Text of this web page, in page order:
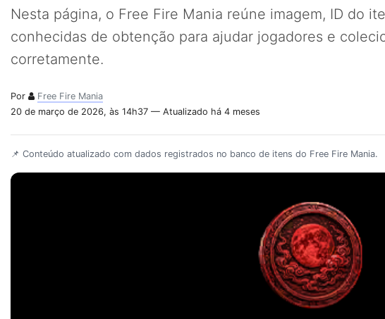
Nesta página, o Free Fire Mania reúne imagem, ID do
conhecidas de obtenção para ajudar jogadores e
corretamente.
Por
Free Fire Mania
20 de março de 2026, às 14h37 — Atualizado há 4 meses
📌 Conteúdo atualizado com dados registrados no banco de itens do Free Fire Mania.